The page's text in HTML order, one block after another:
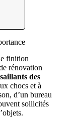
finition
rénovation
des
chocs et à
d’un bureau
sollicités